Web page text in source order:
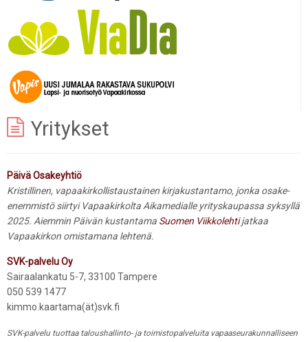
Yritykset
Päivä Osakeyhtiö
Kristillinen, vapaakirkollistaustainen kirjakustantamo, jonka osake-
enemmistö siirtyi Vapaakirkolta Aikamedialle yrityskaupassa syksyllä
2025. Aiemmin Päivän kustantama Suomen Viikkolehtijatkaa
Vapaakirkon omistamana lehtenä.
SVK-palvelu Oy
Sairaalankatu 5-7, 33100 Tampere
050 539 1477
kimmo.kaartama(ät)svk.fi
SVK-palvelu tuottaa taloushallinto- ja toimistopalveluita vapaaseurakunnalliseen